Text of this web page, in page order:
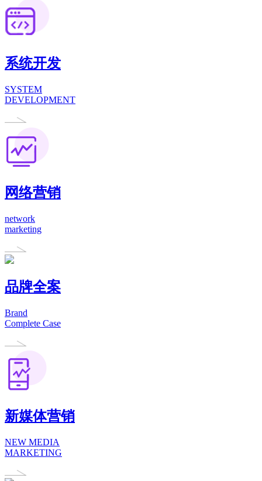
系统开发
SYSTEM
DEVELOPMENT
网络营销
network
marketing
品牌全案
Brand
Complete Case
新媒体营销
NEW MEDIA
MARKETING